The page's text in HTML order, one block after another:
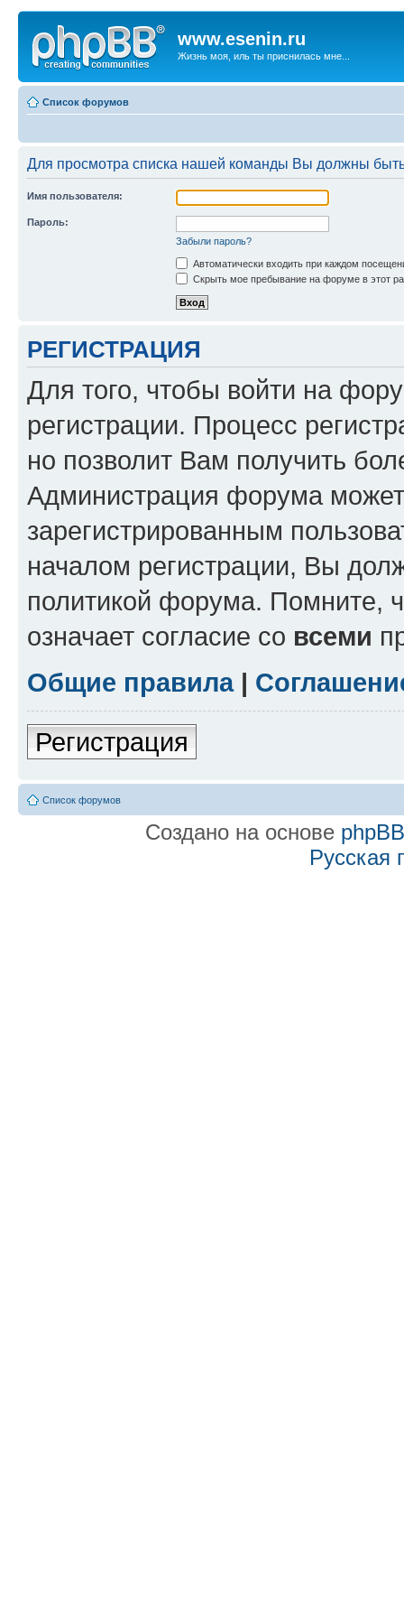
www.esenin.ru
Жизнь моя, иль ты приснилась мне...
Список форумов
Для просмотра списка нашей команды Вы должны
Имя пользователя:
Пароль:
Забыли пароль?
Автоматически входить при каждом
Скрыть мое пребывание на форуме в этот
РЕГИСТРАЦИЯ
Для того, чтобы войти на
регистрации. Процесс
но позволит Вам получить
Администрация форума может
зарегистрированным
началом регистрации, Вы
политикой форума. Помните,
означает согласие со всеми
Общие правила|
Регистрация
Список форумов
Создано на основе phpBB
Русская